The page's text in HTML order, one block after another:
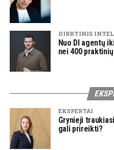
DIRBTINIS
Nuo DI agentų
nei 400
EKSPERTAI
Grynieji
gali prireikti?